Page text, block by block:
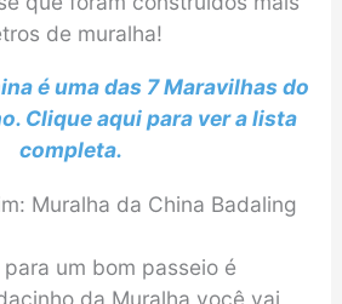
de muralha!
é uma das 7 Maravilhas do
Clique aqui para ver a lista
completa.
Muralha da China Badaling
um bom passeio é
da Muralha você vai